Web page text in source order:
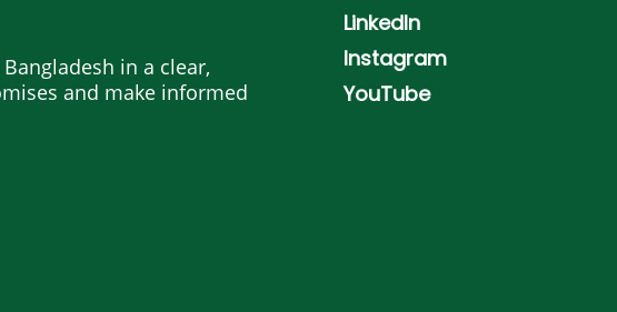
in a clear,
and make informed
LinkedIn
Instagram
YouTube